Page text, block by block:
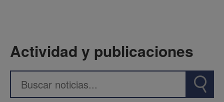
Actividad y publicaciones